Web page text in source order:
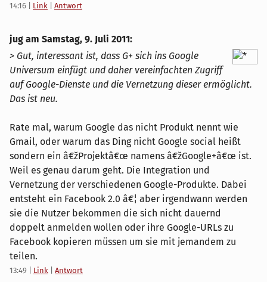
14:16 Link Antwort
jug am Samstag, 9. Juli 2011:
> Gut, interessant ist, dass G+ sich ins Google
Universum einfügt und daher vereinfachten Zugriff
auf Google-Dienste und die Vernetzung dieser ermöglicht.
Das ist neu.
Rate mal, warum Google das nicht Produkt nennt wie
Gmail, oder warum das Ding nicht Google social heißt
sondern ein â€žProjektâ€œ namens â€žGoogle+â€œ ist.
Weil es genau darum geht. Die Integration und
Vernetzung der verschiedenen Google-Produkte. Dabei
entsteht ein Facebook 2.0 â€¦ aber irgendwann werden
sie die Nutzer bekommen die sich nicht dauernd
doppelt anmelden wollen oder ihre Google-URLs zu
Facebook kopieren müssen um sie mit jemandem zu
teilen.
13:49 Link Antwort